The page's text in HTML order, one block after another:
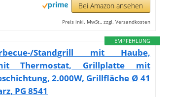
Bei Amazon ansehen
Preis inkl. MwSt., zzgl. Versandkosten
EMPFEHLUNG
Standgrill mit Haube,
Thermostat, Grillplatte mit
2.000W, Grillfläche Ø 41
PG 8541